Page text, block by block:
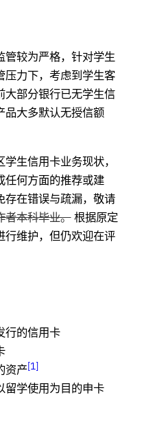
管较为严格，针对学生
压力下，考虑到学生客
大部分银行已无学生信
品大多默认无授信额
生信用卡业务现状，
任何方面的推荐或建
存在错误与疏漏，敬请
者本科毕业。根据原定
行维护，但仍欢迎在评
行的信用卡
资产 1
留学使用为目的申卡